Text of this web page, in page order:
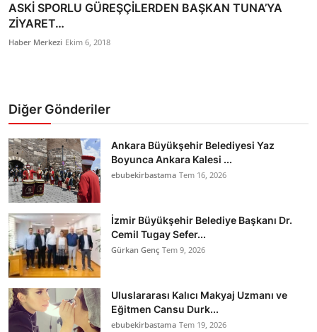
ASKİ SPORLU GÜREŞÇİLERDEN BAŞKAN TUNA’YA
ZİYARET…
Haber Merkezi Ekim 6, 2018
Diğer Gönderiler
Ankara Büyükşehir Belediyesi Yaz
Boyunca Ankara Kalesi ...
ebubekirbastama Tem 16, 2026
İzmir Büyükşehir Belediye Başkanı Dr.
Cemil Tugay Sefer...
Gürkan Genç Tem 9, 2026
Uluslararası Kalıcı Makyaj Uzmanı ve
Eğitmen Cansu Durk...
ebubekirbastama Tem 19, 2026